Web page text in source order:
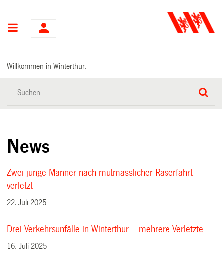
Hauptnavigation
Willkommen in Winterthur.
News
Zwei junge Männer nach mutmasslicher Raserfahrt
verletzt
22. Juli 2025
Drei Verkehrsunfälle in Winterthur – mehrere Verletzte
16. Juli 2025